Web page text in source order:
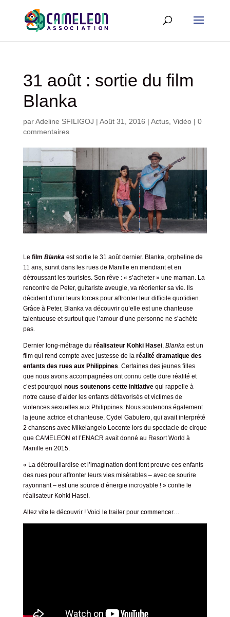
31 août : sortie du film
Blanka
parAdeline SFILIGOJ | Août 31, 2016 | Actus, Vidéo| 0
commentaires
Le film Blankaest sortie le 31 août dernier. Blanka, orpheline de
11 ans, survit dans les rues de Manille en mendiant et en
détroussant les touristes. Son rêve : « s’acheter » une maman. La
rencontre de Peter, guitariste aveugle, va réorienter sa vie. Ils
décident d’unir leurs forces pour affronter leur difficile quotidien.
Grâce à Peter, Blanka va découvrir qu’elle est une chanteuse
talentueuse et surtout que l’amour d’une personne ne s’achète
pas.
Dernier long-métrage du réalisateur Kohki Hasei, Blankaest un
film qui rend compte avec justesse de la réalité dramatique des
enfants des rues aux Philippines. Certaines des jeunes filles
que nous avons accompagnées ont connu cette dure réalité et
c’est pourquoi nous soutenons cette initiativequi rappelle à
notre cause d’aider les enfants défavorisés et victimes de
violences sexuelles aux Philippines. Nous soutenons également
la jeune actrice et chanteuse, Cydel Gabutero, qui avait interprété
2 chansons avec Mikelangelo Loconte lors du spectacle de cirque
que CAMELEON et l’ENACR avait donné au Resort World à
Manille en 2015.
« La débrouillardise et l’imagination dont font preuve ces enfants
des rues pour affronter leurs vies misérables – avec ce sourire
rayonnant – est une source d’énergie incroyable ! » confie le
réalisateur Kohki Hasei.
Allez vite le découvrir ! Voici le trailer pour commencer…